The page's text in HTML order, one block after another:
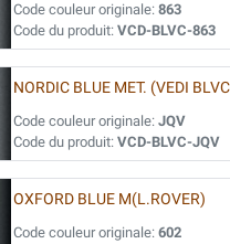
Code couleur originale: 863
Code du produit: VCD-BLVC-863
NORDIC BLUE MET. (VEDI
Code couleur originale: JQV
Code du produit: VCD-BLVC-JQV
OXFORD BLUE M(L.ROVER)
Code couleur originale: 602